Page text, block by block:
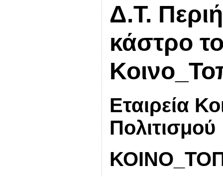
Δ.Τ.
κάστρο
Εταιρεία
Πολιτισμού